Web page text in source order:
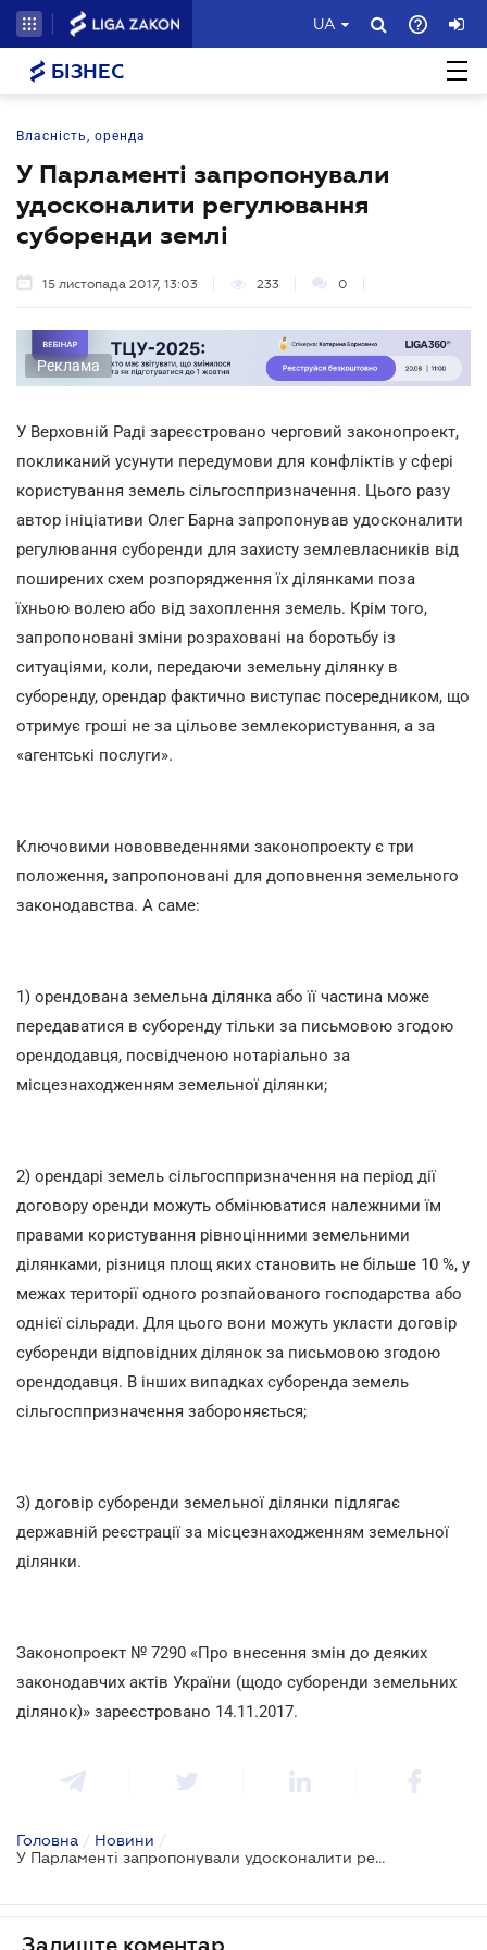
UA
БІЗНЕС
Власність, оренда
У Парламенті запропонували
удосконалити регулювання
суборенди землі
15 листопада 2017, 13:03 233 0
Реклама
У Верховній Раді зареєстровано черговий законопроект,
покликаний усунути передумови для конфліктів у сфері
користування земель сільгосппризначення. Цього разу
автор ініціативи Олег Барна запропонував удосконалити
регулювання суборенди для захисту землевласників від
поширених схем розпорядження їх ділянками поза
їхньою волею або від захоплення земель. Крім того,
запропоновані зміни розраховані на боротьбу із
ситуаціями, коли, передаючи земельну ділянку в
суборенду, орендар фактично виступає посередником, що
отримує гроші не за цільове землекористування, а за
«агентські послуги».
Ключовими нововведеннями законопроекту є три
положення, запропоновані для доповнення земельного
законодавства. А саме:
1) орендована земельна ділянка або її частина може
передаватися в суборенду тільки за письмовою згодою
орендодавця, посвідченою нотаріально за
місцезнаходженням земельної ділянки;
2) орендарі земель сільгосппризначення на період дії
договору оренди можуть обмінюватися належними їм
правами користування рівноцінними земельними
ділянками, різниця площ яких становить не більше 10 %, у
межах території одного розпайованого господарства або
однієї сільради. Для цього вони можуть укласти договір
суборенди відповідних ділянок за письмовою згодою
орендодавця. В інших випадках суборенда земель
сільгосппризначення забороняється;
3) договір суборенди земельної ділянки підлягає
державній реєстрації за місцезнаходженням земельної
ділянки.
Законопроект № 7290 «Про внесення змін до деяких
законодавчих актів України (щодо суборенди земельних
ділянок)» зареєстровано 14.11.2017.
Головна / Новини /
У Парламенті запропонували удосконалити регулювання суборенди землі
Залиште коментар